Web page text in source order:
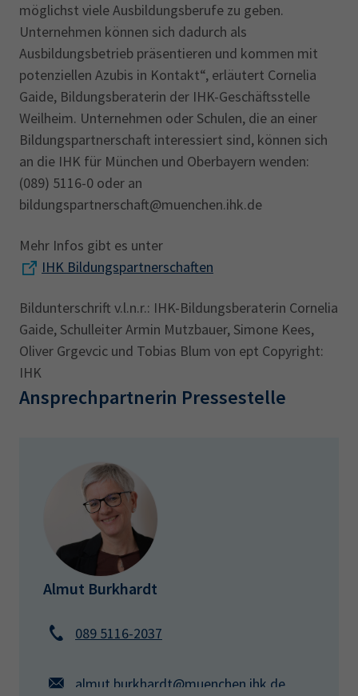
möglichst viele Ausbildungsberufe zu geben.
Unternehmen können sich dadurch als
Ausbildungsbetrieb präsentieren und kommen mit
potenziellen Azubis in Kontakt“, erläutert Cornelia
Gaide, Bildungsberaterin der IHK-Geschäftsstelle
Weilheim. Unternehmen oder Schulen, die an einer
Bildungspartnerschaft interessiert sind, können sich
an die IHK für München und Oberbayern wenden:
(089) 5116-0 oder an
bildungspartnerschaft@muenchen.ihk.de
Mehr Infos gibt es unter
IHK Bildungspartnerschaften
Bildunterschrift v.l.n.r.: IHK-Bildungsberaterin Cornelia
Gaide, Schulleiter Armin Mutzbauer, Simone Kees,
Oliver Grgevcic und Tobias Blum von ept Copyright:
IHK
Ansprechpartnerin Pressestelle
Almut Burkhardt
089 5116-2037
almut.burkhardt@muenchen.ihk.de